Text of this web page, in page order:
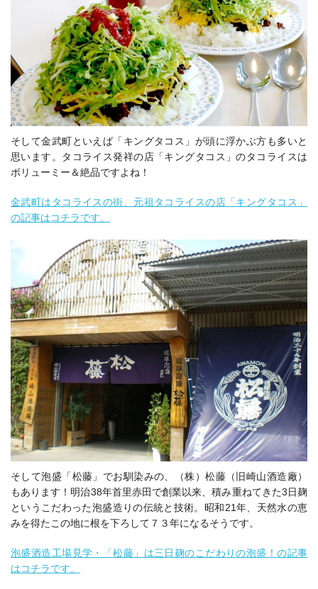
そして金武町といえば「キングタコス」が頭に浮かぶ方も多いと
思います。タコライス発祥の店「キングタコス」のタコライスは
ボリューミー＆絶品ですよね！
金武町はタコライスの街、元祖タコライスの店「キングタコス」
の記事はコチラです。
そして泡盛「松藤」でお馴染みの、（株）松藤（旧崎山酒造廠）
もあります！ 明治38年首里赤田で創業以来、積み重ねてきた3日麹
というこだわった泡盛造りの伝統と技術。昭和21年、天然水の恵
みを得たこの地に根を下ろして７３年になるそうです。
泡盛酒造工場見学・「松藤」は三日麹のこだわりの泡盛！の記事
はコチラです。